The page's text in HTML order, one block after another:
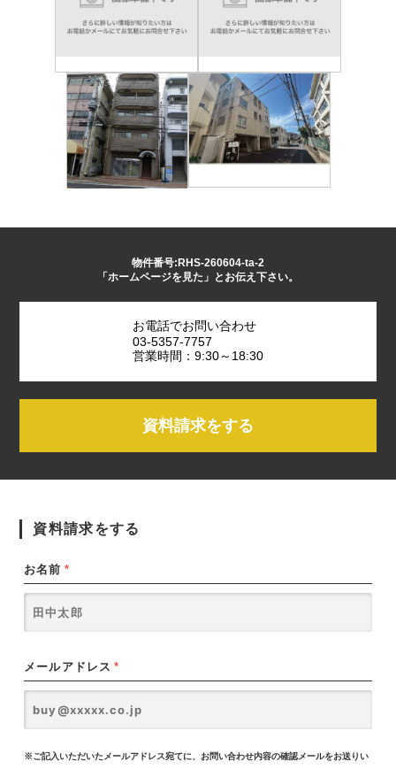
物件番号:RHS-260604-ta-2
「ホームページを見た」とお伝え下さい。
お電話でお問い合わせ
03-5357-7757
営業時間：9:30～18:30
資料請求をする
資料請求をする
お名前 *
メールアドレス *
※ご記入いただいたメールアドレス宛てに、お問い合わせ内容の確認メールをお送りい